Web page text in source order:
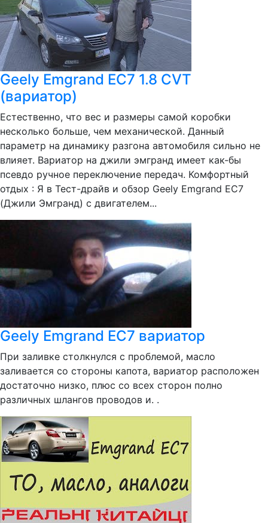
Geely Emgrand EC7 1.8 CVT
(вариатор)
Естественно, что вес и размеры самой коробки
несколько больше, чем механической. Данный
параметр на динамику разгона автомобиля сильно не
влияет. Вариатор на джили эмгранд имеет как-бы
псевдо ручное переключение передач. Комфортный
отдых : Я в Тест-драйв и обзор Geely Emgrand EC7
(Джили Эмгранд) с двигателем...
Geely Emgrand EC7 вариатор
При заливке столкнулся с проблемой, масло
заливается со стороны капота, вариатор расположен
достаточно низко, плюс со всех сторон полно
различных шлангов проводов и. .